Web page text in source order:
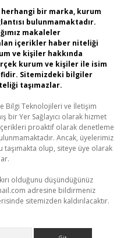
bir marka, kurum
bulunmamaktadır.
makaleler
içerikler haber niteliği
ve kişiler hakkında
kurum ve kişiler ile isim
Sitemizdeki bilgiler
taşımazlar.
Bilgi Teknolojileri ve İletişim
bir Yer Sağlayıcı olarak hizmet
proaktif olarak denetleme
Ancak, üyelerimiz
taşımakta olup, siteye üye olarak
olduğunu düşündüğünüz
adresine bildirmeniz
sitemizden kaldırılacaktır.